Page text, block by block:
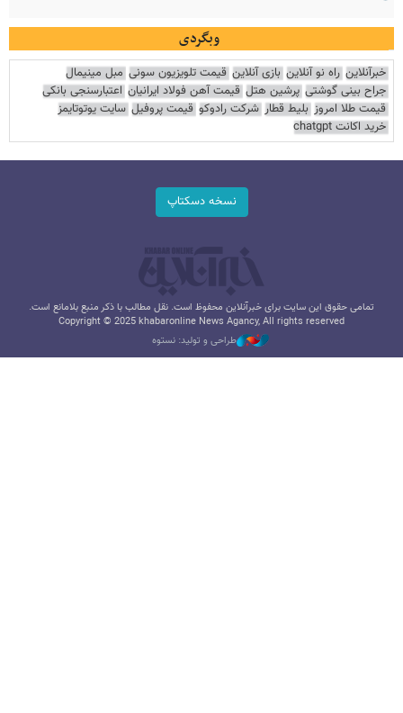
وبگردی
خبرآنلاین راه نو آنلاین بازی آنلاین قیمت تلویزیون سونی مبل مینیمال
جراح بینی گوشتی پرشین هتل قیمت آهن فولاد ایرانیان اعتبارسنجی بانکی
قیمت طلا امروز بلیط قطار شرکت رادوکو قیمت پروفیل سایت یوتوتایمز
خرید اکانت chatgpt
نسخه دسکتاپ
تمامی حقوق این سایت برای خبرآنلاین محفوظ است. نقل مطالب با ذکر منبع بلامانع است.
Copyright © 2025 khabaronline News Agancy, All rights reserved
طراحی و تولید: نستوه